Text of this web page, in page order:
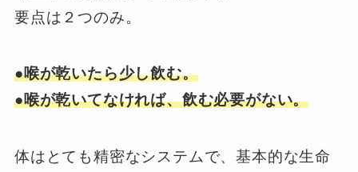
要点は２つのみ。
●喉が乾いたら少し飲む。
●喉が乾いてなければ、飲む必要がない。
体はとても精密なシステムで、基本的な生命